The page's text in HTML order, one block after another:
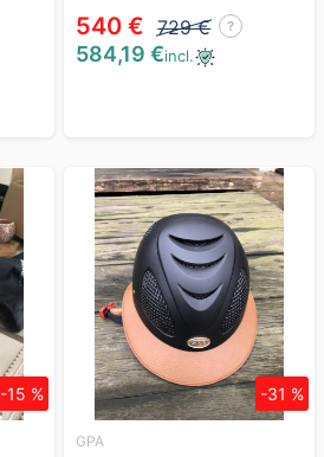
540 € 729 € ?
584,19 €incl.
-15 %
GPA
-31 %